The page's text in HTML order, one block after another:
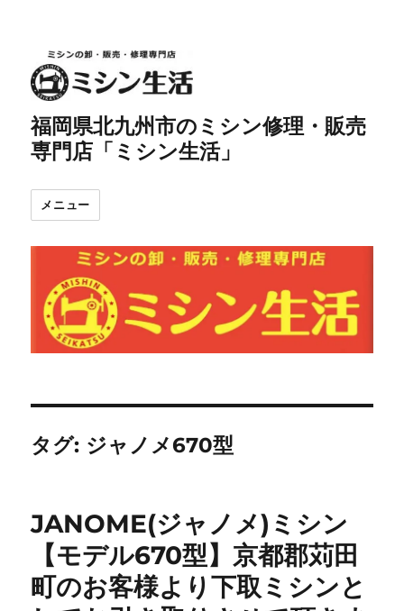
福岡県北九州市のミシン修理・販売
専門店「ミシン生活」
メニュー
タグ: ジャノメ670型
JANOME(ジャノメ)ミシン
【モデル670型】京都郡苅田
町のお客様より下取ミシンと